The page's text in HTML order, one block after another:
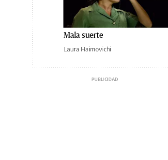
Mala suerte
Laura Haimovichi